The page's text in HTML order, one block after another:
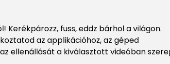
Kerékpározz, fuss, eddz bárhol a világon.
az applikációhoz, az géped
ellenállását a kiválasztott videóban